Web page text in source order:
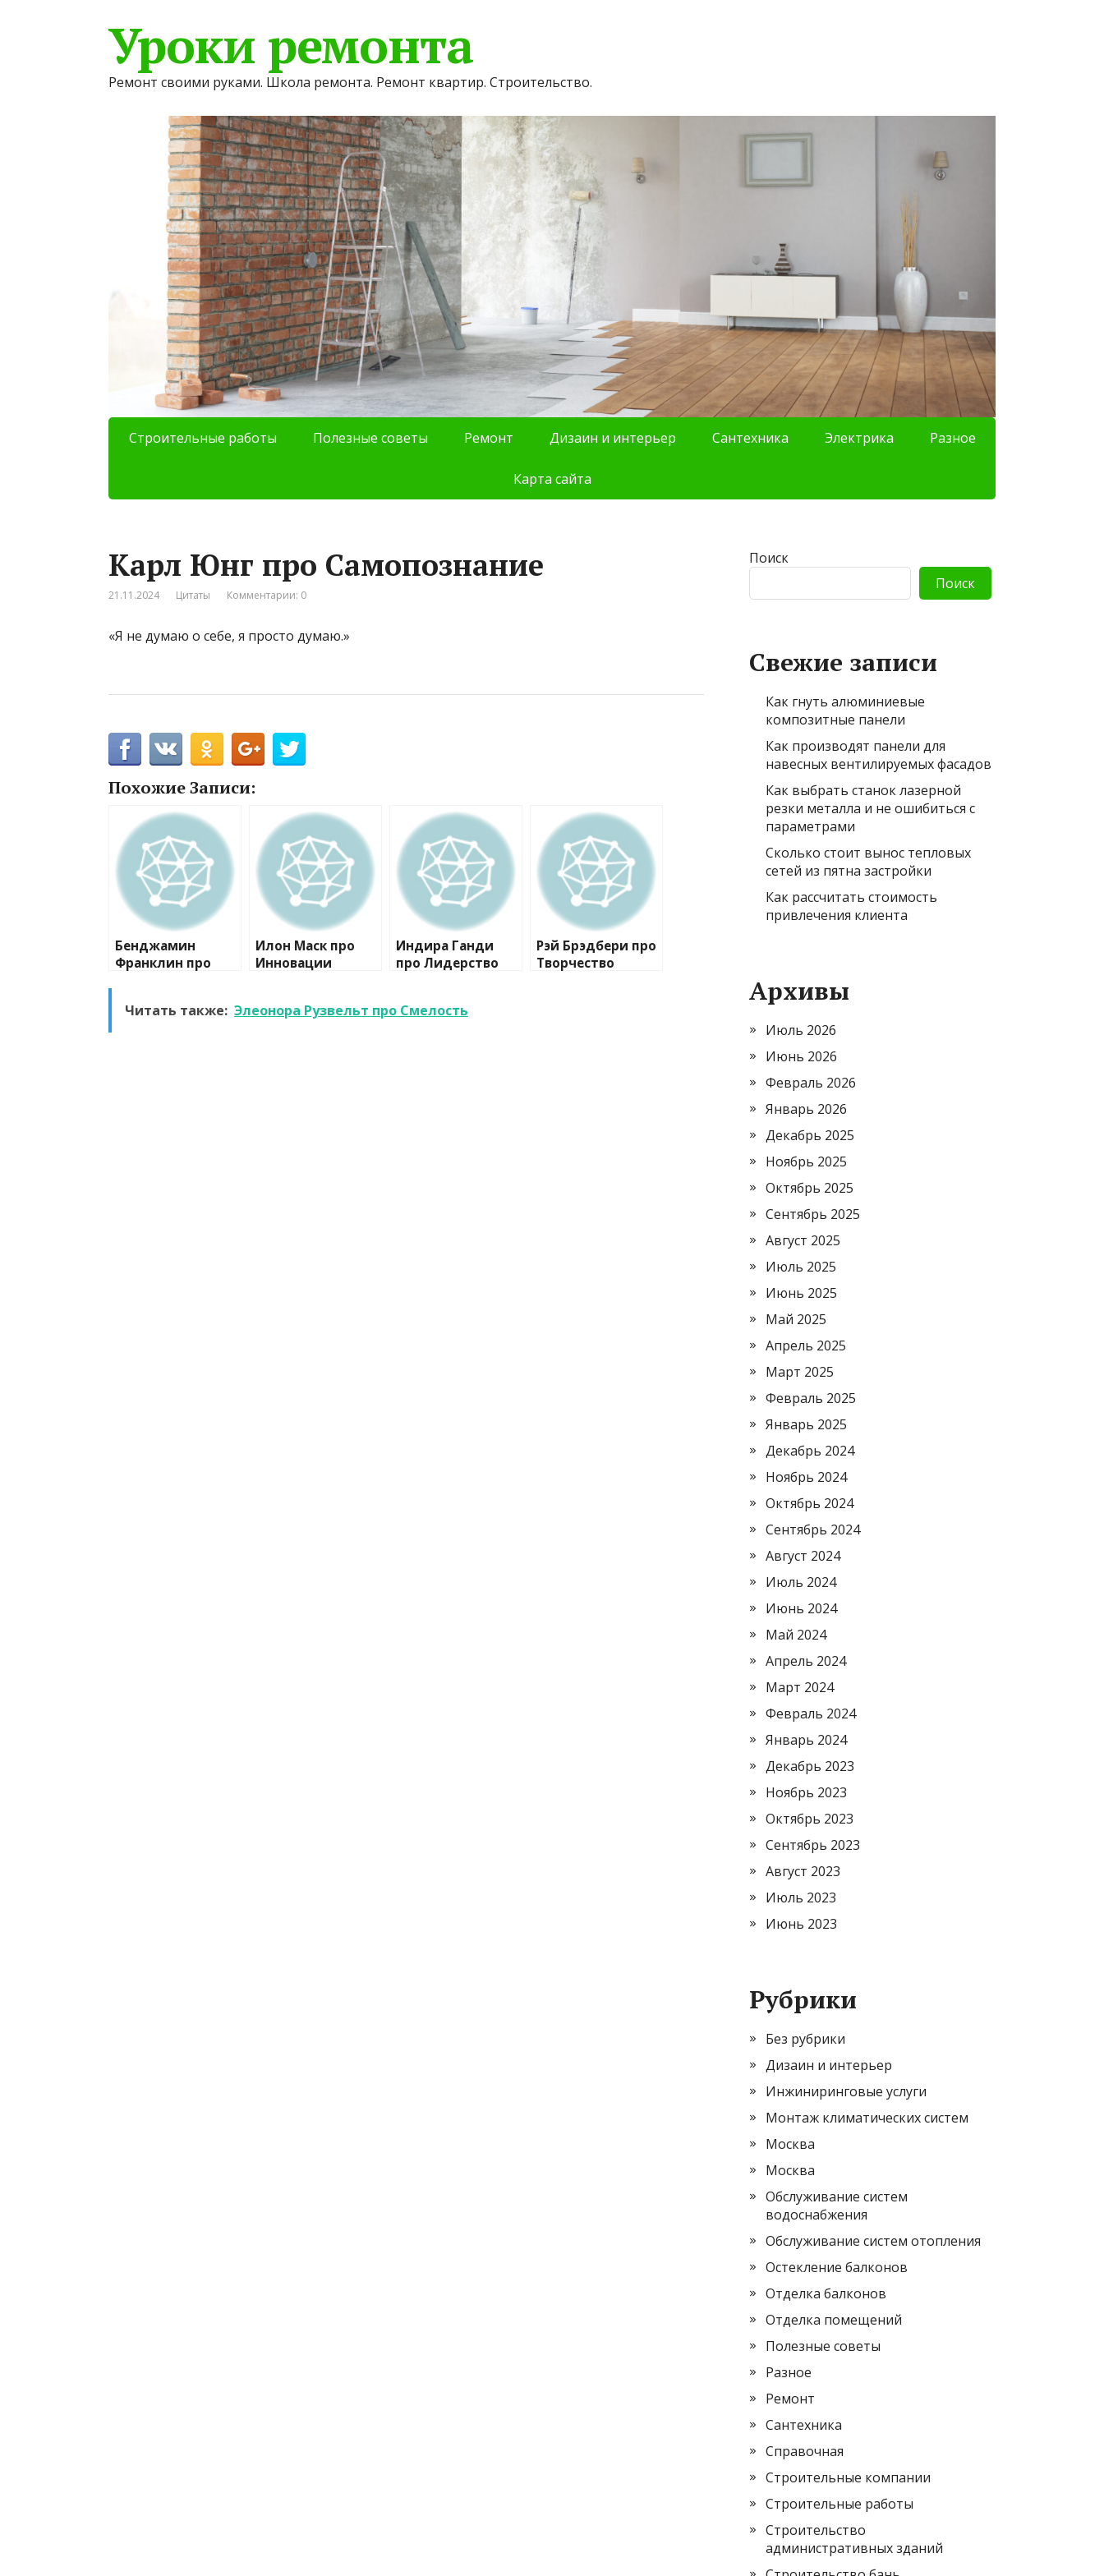
Уроки ремонта
Ремонт своими руками. Школа ремонта. Ремонт квартир. Строительство.
Строительные работы Полезные советы Ремонт Дизаин и интерьер Сантехника Электрика Разное
Карта сайта
Карл Юнг про Самопознание
21.11.2024 Цитаты Комментарии: 0
«Я не думаю о себе, я просто думаю.»
Похожие Записи:
Бенджамин
Франклин про
Илон Маск про
Инновации
Индира Ганди
про Лидерство
Рэй Брэдбери про
Творчество
Читать также: Элеонора Рузвельт про Смелость
Поиск
Поиск
Свежие записи
Как гнуть алюминиевые
композитные панели
Как производят панели для
навесных вентилируемых фасадов
Как выбрать станок лазерной
резки металла и не ошибиться с
параметрами
Сколько стоит вынос тепловых
сетей из пятна застройки
Как рассчитать стоимость
привлечения клиента
Архивы
Июль 2026
Июнь 2026
Февраль 2026
Январь 2026
Декабрь 2025
Ноябрь 2025
Октябрь 2025
Сентябрь 2025
Август 2025
Июль 2025
Июнь 2025
Май 2025
Апрель 2025
Март 2025
Февраль 2025
Январь 2025
Декабрь 2024
Ноябрь 2024
Октябрь 2024
Сентябрь 2024
Август 2024
Июль 2024
Июнь 2024
Май 2024
Апрель 2024
Март 2024
Февраль 2024
Январь 2024
Декабрь 2023
Ноябрь 2023
Октябрь 2023
Сентябрь 2023
Август 2023
Июль 2023
Июнь 2023
Рубрики
Без рубрики
Дизаин и интерьер
Инжиниринговые услуги
Монтаж климатических систем
Москва
Москва
Обслуживание систем
водоснабжения
Обслуживание систем отопления
Остекление балконов
Отделка балконов
Отделка помещений
Полезные советы
Разное
Ремонт
Сантехника
Справочная
Строительные компании
Строительные работы
Строительство
административных зданий